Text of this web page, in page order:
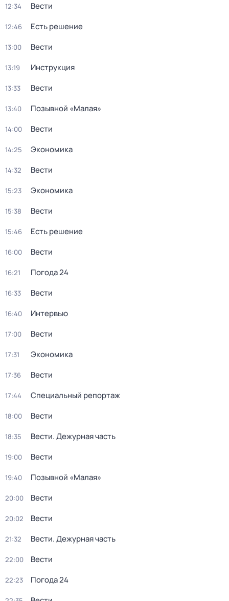
12:34 Вести
12:46 Есть решение
13:00 Вести
13:19 Инструкция
13:33 Вести
13:40 Позывной «Малая»
14:00 Вести
14:25 Экономика
14:32 Вести
15:23 Экономика
15:38 Вести
15:46 Есть решение
16:00 Вести
16:21 Погода 24
16:33 Вести
16:40 Интервью
17:00 Вести
17:31 Экономика
17:36 Вести
17:44 Специальный репортаж
18:00 Вести
18:35 Вести. Дежурная часть
19:00 Вести
19:40 Позывной «Малая»
20:00 Вести
20:02 Вести
21:32 Вести. Дежурная часть
22:00 Вести
22:23 Погода 24